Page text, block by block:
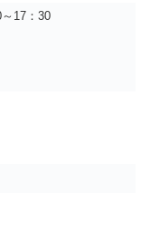
～17：30